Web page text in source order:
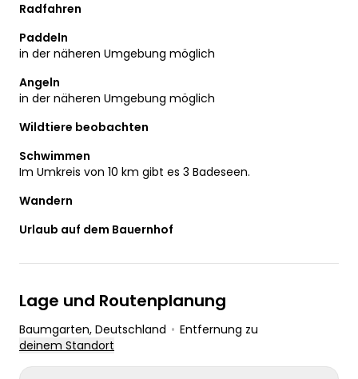
Radfahren
Paddeln
in der näheren Umgebung möglich
Angeln
in der näheren Umgebung möglich
Wildtiere beobachten
Schwimmen
Im Umkreis von 10 km gibt es 3 Badeseen.
Wandern
Urlaub auf dem Bauernhof
Lage und Routenplanung
Baumgarten, Deutschland • Entfernung zu
deinem Standort